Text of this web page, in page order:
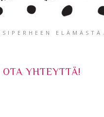
ELÄMÄSTÄ.
OTA YHTEYTTÄ!